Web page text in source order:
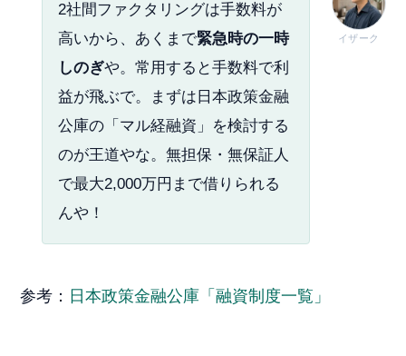
イザーク
2社間ファクタリングは手数料が
高いから、あくまで緊急時の一時
しのぎや。常用すると手数料で利
益が飛ぶで。まずは日本政策金融
公庫の「マル経融資」を検討する
のが王道やな。無担保・無保証人
で最大2,000万円まで借りられる
んや！
参考： 日本政策金融公庫「融資制度一覧」